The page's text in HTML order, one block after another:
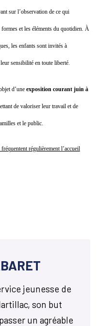
sur l’observation de ce qui
et les éléments du quotidien. À
les enfants sont invités à
sensibilité en toute liberté.
d’une exposition courant juin à
de valoriser leur travail et de
et le public.
régulièrement l’accueil
jeunesse de
son but
un agréable